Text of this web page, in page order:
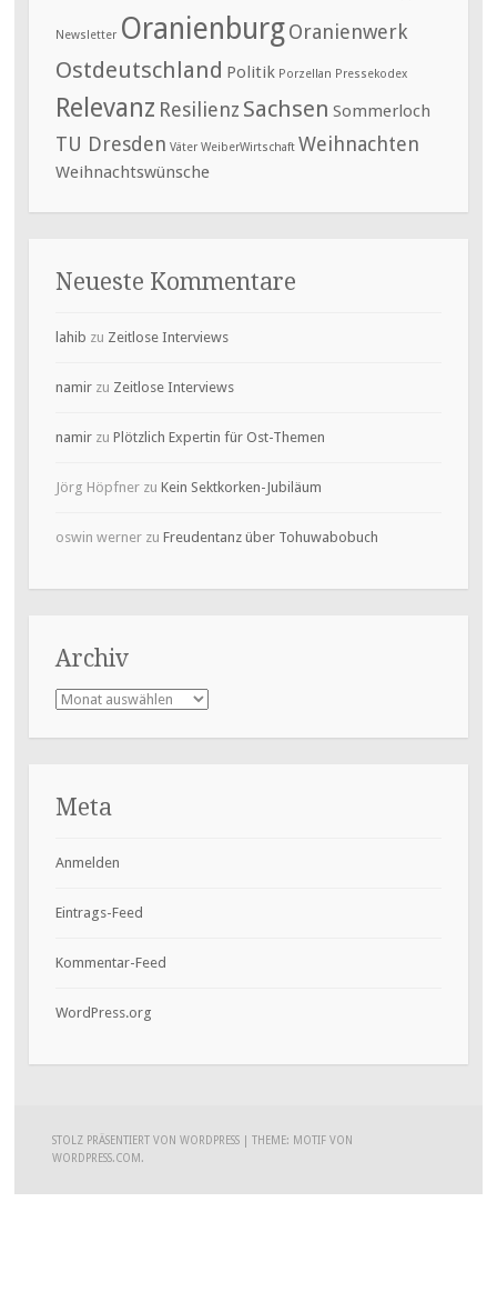
Newsletter OranienburgOranienwerk
Ostdeutschland Politik Porzellan Pressekodex
Relevanz Resilienz Sachsen Sommerloch
TU Dresden Väter WeiberWirtschaft Weihnachten
Weihnachtswünsche
Neueste Kommentare
lahib zu Zeitlose Interviews
namirzu Zeitlose Interviews
namirzu Plötzlich Expertin für Ost-Themen
Jörg Höpfnerzu Kein Sektkorken-Jubiläum
oswin wernerzu Freudentanz über Tohuwabobuch
Archiv
Archiv
Meta
Anmelden
Eintrags-Feed
Kommentar-Feed
WordPress.org
STOLZ PRÄSENTIERT VON WORDPRESS |THEME: MOTIF VON
WORDPRESS.COM .